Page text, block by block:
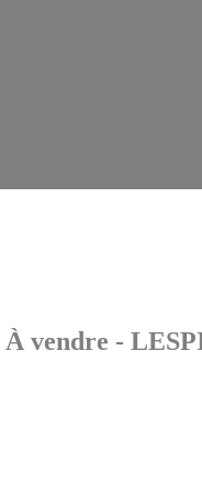
À vendre -